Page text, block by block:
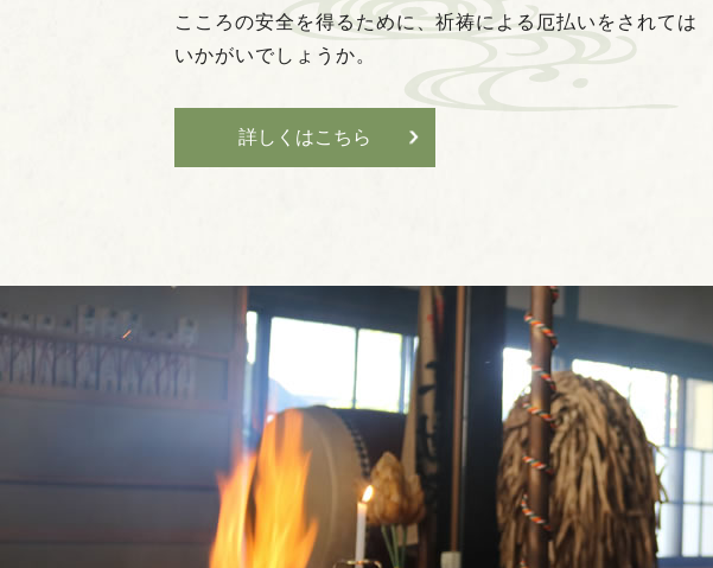
こころの安全を得るために、祈祷による厄払いをされては
いかがいでしょうか。
詳しくはこちら